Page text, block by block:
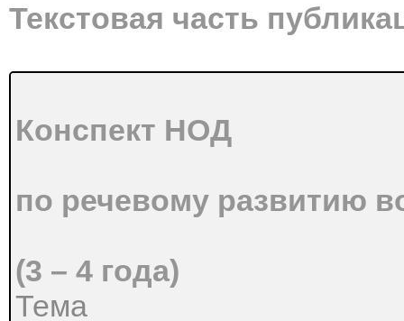
Текстовая часть
Конспект НОД
по речевому развитию
(3 – 4 года)
Тема